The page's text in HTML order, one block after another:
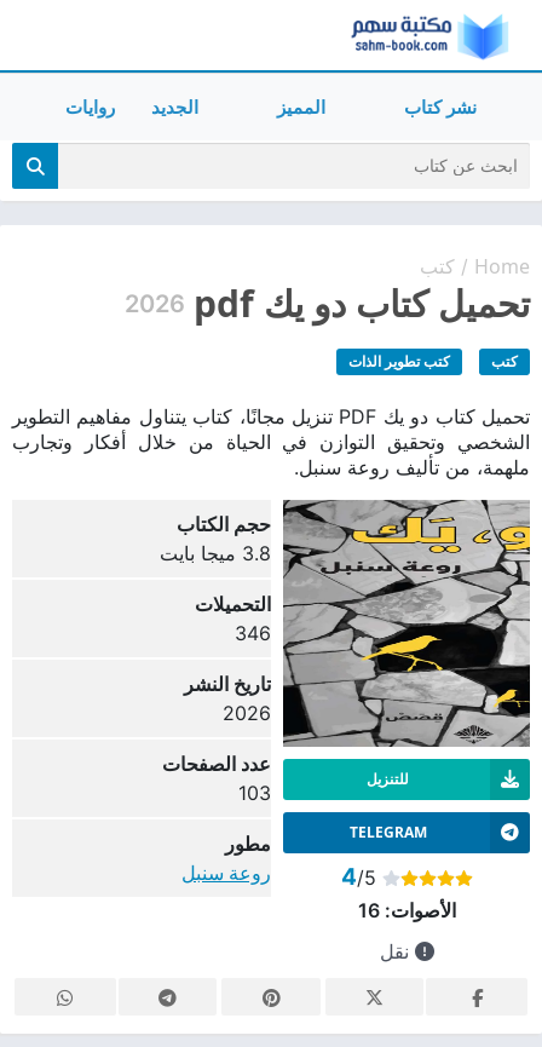
نشر كتاب المميز الجديد روايات
Home
/ كتب
تحميل كتاب دو يك pdf 2026
كتب كتب تطوير الذات
تحميل كتاب دو يك PDF تنزيل مجانًا، كتاب يتناول مفاهيم التطوير
الشخصي وتحقيق التوازن في الحياة من خلال أفكار وتجارب
ملهمة، من تأليف روعة سنبل.
للتنزيل
TELEGRAM
4/5
الأصوات:16
نقل
حجم الكتاب
3.8 ميجا بايت
التحميلات
346
تاريخ النشر
2026
عدد الصفحات
103
مطور
روعة سنبل